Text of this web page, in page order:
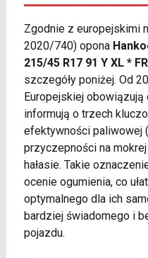
Zgodnie z europejskimi
2020/740) opona
215/45 R17 91 Y XL * FR
szczegóły poniżej. Od
Europejskiej obowiązują
informują o trzech
efektywności paliwowej
przyczepności na
hałasie. Takie
ocenie ogumienia, co
optymalnego dla ich
bardziej świadomego i
pojazdu.